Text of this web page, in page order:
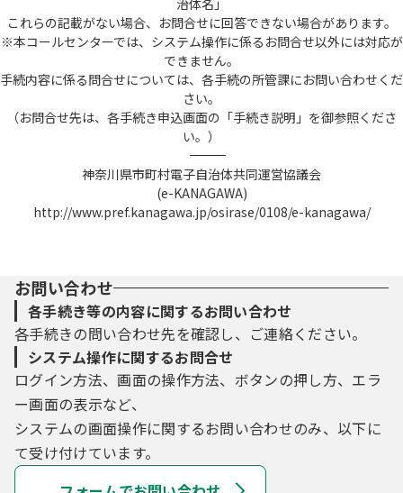
治体名」
これらの記載がない場合、お問合せに回答できない場合があります。
※本コールセンターでは、システム操作に係るお問合せ以外には対応が
できません。
手続内容に係る問合せについては、各手続の所管課にお問い合わせくだ
さい。
（お問合せ先は、各手続き申込画面の「手続き説明」を御参照くださ
い。）
――――――――――――――――――――――――――――――――――――――――――――――――――
神奈川県市町村電子自治体共同運営協議会
(e-KANAGAWA)
http://www.pref.kanagawa.jp/osirase/0108/e-kanagawa/
お問い合わせ
各手続き等の内容に関するお問い合わせ
各手続きの問い合わせ先を確認し、ご連絡ください。
システム操作に関するお問合せ
ログイン方法、画面の操作方法、ボタンの押し方、エラ
ー画面の表示など、
システムの画面操作に関するお問い合わせのみ、以下に
て受け付けています。